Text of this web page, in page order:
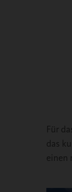
Für
das
einen